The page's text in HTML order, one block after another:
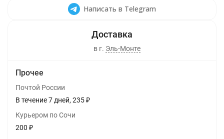
Написать в Telegram
в г. Эль-Монте
Прочее
Почтой России
В течение7 дней 235₽
Курьером по Сочи
200 ₽